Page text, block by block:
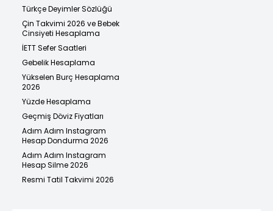
Türkçe Deyimler Sözlüğü
Çin Takvimi 2026 ve Bebek
Cinsiyeti Hesaplama
İETT Sefer Saatleri
Gebelik Hesaplama
Yükselen Burç Hesaplama
2026
Yüzde Hesaplama
Geçmiş Döviz Fiyatları
Adım Adım Instagram
Hesap Dondurma 2026
Adım Adım Instagram
Hesap Silme 2026
Resmi Tatil Takvimi 2026